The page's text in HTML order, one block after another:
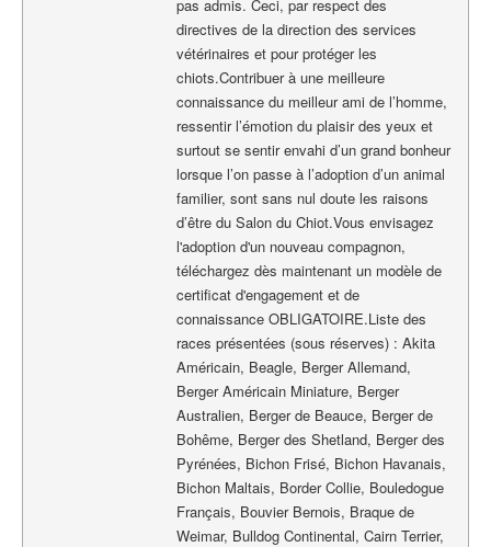
pas admis. Ceci, par respect des
directives de la direction des services
vétérinaires et pour protéger les
chiots.Contribuer à une meilleure
connaissance du meilleur ami de l’homme,
ressentir l’émotion du plaisir des yeux et
surtout se sentir envahi d’un grand bonheur
lorsque l’on passe à l’adoption d’un animal
familier, sont sans nul doute les raisons
d’être du Salon du Chiot.Vous envisagez
l'adoption d'un nouveau compagnon,
téléchargez dès maintenant un modèle de
certificat d'engagement et de
connaissance OBLIGATOIRE.Liste des
races présentées (sous réserves) : Akita
Américain, Beagle, Berger Allemand,
Berger Américain Miniature, Berger
Australien, Berger de Beauce, Berger de
Bohême, Berger des Shetland, Berger des
Pyrénées, Bichon Frisé, Bichon Havanais,
Bichon Maltais, Border Collie, Bouledogue
Français, Bouvier Bernois, Braque de
Weimar, Bulldog Continental, Cairn Terrier,